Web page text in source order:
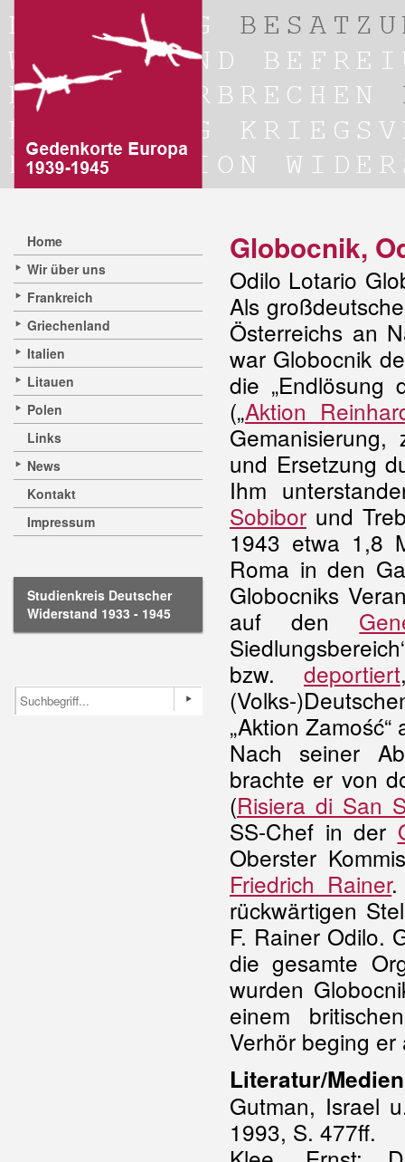
Home
Wir über uns
Frankreich
Griechenland
Italien
Litauen
Polen
Links
News
Kontakt
Impressum
Studienkreis Deutscher
Widerstand 1933 - 1945
Globocnik,
Odilo Lotario
Als
Österreichs an
war Globocnik
die „Endlösung
(„Aktion
und Ersetzung
Ihm
Sobibor und
1943 etwa 1,8
Roma in den
Globocniks
auf den
bzw. deportiert
(Volks-
„Aktion
Nach seiner
brachte er von
(Risiera di San
SS-Chef in der
Oberster
Friedrich Rainer.
rückwärtigen
F. Rainer Odilo.
die gesamte
wurden
einem
Verhör beging
Literatur/Medien
Gutman, Israel
1993, S. 477ff.